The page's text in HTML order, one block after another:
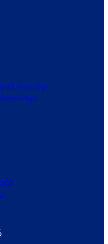
ား၏ စကားသံများ
စကားသံများ
င်း)
)